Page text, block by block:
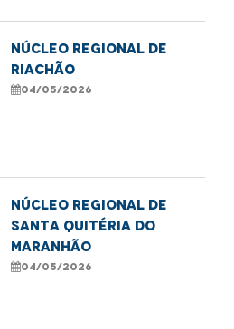
NÚCLEO REGIONAL DE
RIACHÃO
04/05/2026
NÚCLEO REGIONAL DE
SANTA QUITÉRIA DO
MARANHÃO
04/05/2026